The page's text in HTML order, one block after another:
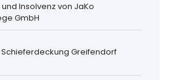
Insolvenz von JaKo
GmbH
Greifendorf